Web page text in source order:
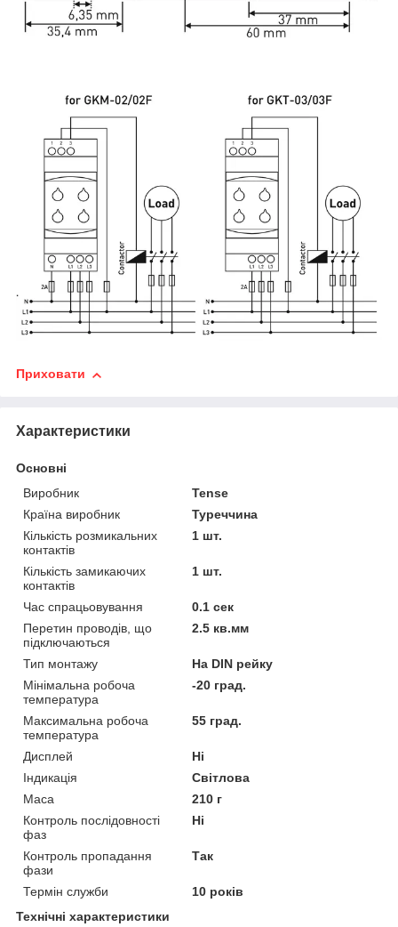
Приховати
Характеристики
Основні
Виробник
Tense
Країна виробник
Туреччина
Кількість розмикальних
контактів
1 шт.
Кількість замикаючих
контактів
1 шт.
Час спрацьовування
0.1 сек
Перетин проводів, що
підключаються
2.5 кв.мм
Тип монтажу
На DIN рейку
Мінімальна робоча
температура
-20 град.
Максимальна робоча
температура
55 град.
Дисплей
Ні
Індикація
Світлова
Маса
210 г
Контроль послідовності
фаз
Ні
Контроль пропадання
фази
Так
Термін служби
10 років
Технічні характеристики